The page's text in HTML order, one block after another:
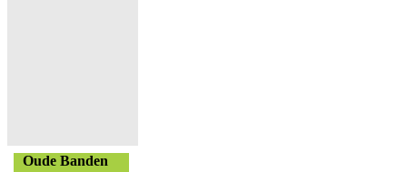
Oude Banden